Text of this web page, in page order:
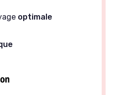
optimale